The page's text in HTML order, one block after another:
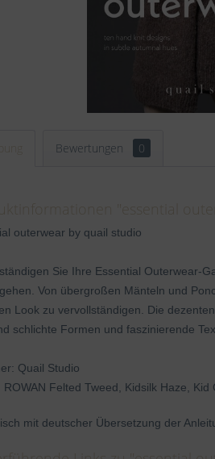
Bewertungen 0
outerwear by quail studio
Sie Ihre Essential Outerwear-
Von übergroßen Mänteln und
Look zu vervollständigen. Die
schlichte Formen und faszinierende
Quail Studio
ROWAN Felted Tweed, Kidsilk Haze, Kid
mit deutscher Übersetzung der